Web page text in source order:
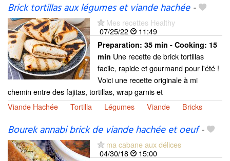
Brick tortillas aux légumes et viande hachée-
Mes recettes Healthy
07/25/22
11:49
Preparation: 35 min - Cooking: 15
min Une recette de brick tortillas
facile, rapide et gourmand pour l'été !
Voici une recette originale à mi
chemin entre des fajitas, tortillas, wrap garnis et
Viande Hachée
Tortilla Légumes Viande Bricks
Bourek annabi brick de viande hachée et oeuf-
ma cabane aux délices
04/30/18
15:00